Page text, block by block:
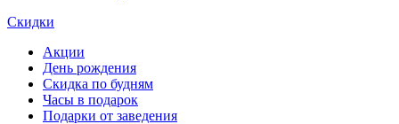
Скидки
Акции
День рождения
Скидка по будням
Часы в подарок
Подарки от заведения